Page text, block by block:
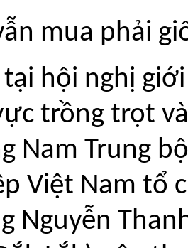
mua phải
tại hội nghị
trồng trọt
Nam Trung
Việt Nam tổ
Nguyễn